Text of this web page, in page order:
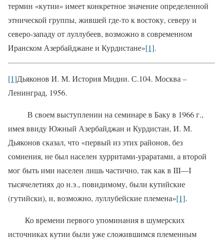
термин «кутии» имеет конкретное значение определенной
этнической группы, жившей где-то к востоку, северу и
северо-западу от луллубеев, возможно в современном
Иранском Азербайджане и Курдистане»[1].
[1]Дьяконов И. М. История Мидии. С.104. Москва –
Ленинград, 1956.
В своем выступлении на семинаре в Баку в 1966 г.,
имея ввиду Южный Азербайджан и Курдистан, И. М.
Дьяконов сказал, что «первый из этих районов, без
сомнения, не был населен хурритами-ураратами, а второй
мог быть ими населен лишь частично, так как в III—I
тысячелетиях до н.э., повидимому, были кутийские
(гутийски), и, возможно, луллубейские племена»[1].
Ко времени первого упоминания в шумерских
источниках кутии были уже сложившимся племенным